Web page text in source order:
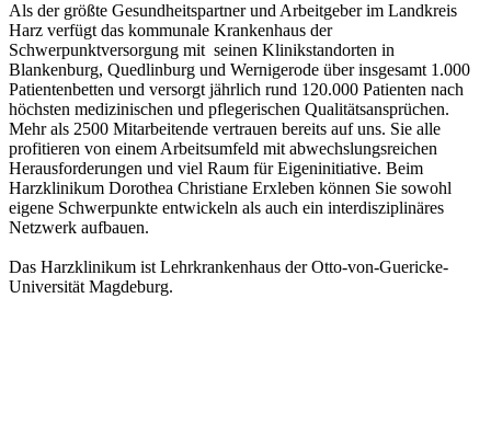
Als der größte Gesundheitspartner und Arbeitgeber im Landkreis
Harz verfügt das kommunale Krankenhaus der
Schwerpunktversorgung mit seinen Klinikstandorten in
Blankenburg, Quedlinburg und Wernigerode über insgesamt 1.000
Patientenbetten und versorgt jährlich rund 120.000 Patienten nach
höchsten medizinischen und pflegerischen Qualitätsansprüchen.
Mehr als 2500 Mitarbeitende vertrauen bereits auf uns. Sie alle
profitieren von einem Arbeitsumfeld mit abwechslungsreichen
Herausforderungen und viel Raum für Eigeninitiative. Beim
Harzklinikum Dorothea Christiane Erxleben können Sie sowohl
eigene Schwerpunkte entwickeln als auch ein interdisziplinäres
Netzwerk aufbauen.
Das Harzklinikum ist Lehrkrankenhaus der Otto-von-Guericke-
Universität Magdeburg.